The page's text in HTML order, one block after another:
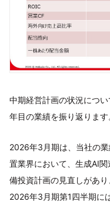
中期経営計画の状況につ
年目の業績を振り返ります
2026年3月期は、当社の
置業界において、生成AI
備投資計画の見直しがあり
2026年3月期第1四半期に